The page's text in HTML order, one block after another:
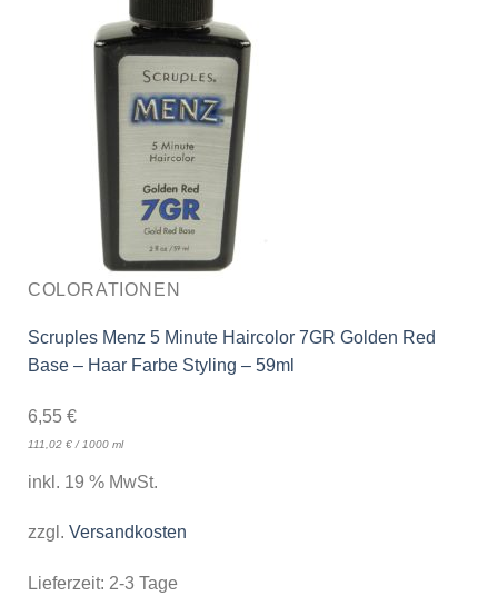
COLORATIONEN
Scruples Menz 5 Minute Haircolor 7GR Golden Red
Base – Haar Farbe Styling – 59ml
6,55 €
111,02 €/ 1000 ml
inkl. 19 % MwSt.
zzgl. Versandkosten
Lieferzeit: 2-3 Tage